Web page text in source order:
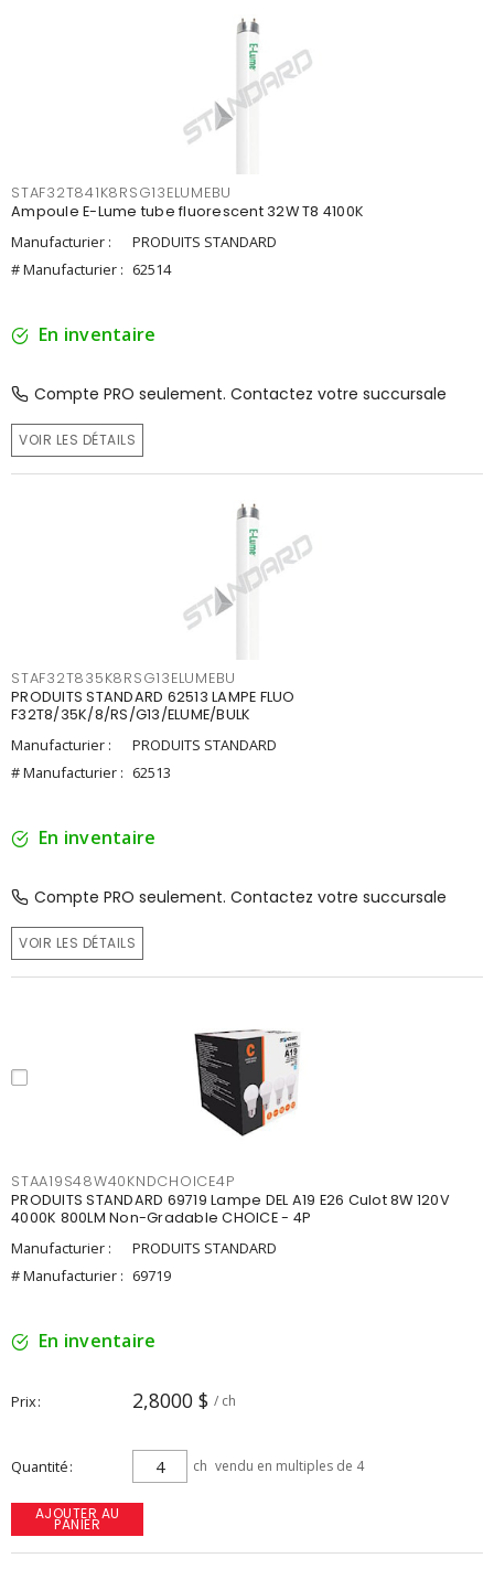
STAF32T841K8RSG13ELUMEBU
Ampoule E-Lume tube fluorescent 32W T8 4100K
Manufacturier :
PRODUITS STANDARD
# Manufacturier : 62514
En inventaire
Compte PRO seulement. Contactez votre succursale
VOIR LES DÉTAILS
STAF32T835K8RSG13ELUMEBU
PRODUITS STANDARD 62513 LAMPE FLUO
F32T8/35K/8/RS/G13/ELUME/BULK
Manufacturier :
PRODUITS STANDARD
# Manufacturier : 62513
En inventaire
Compte PRO seulement. Contactez votre succursale
VOIR LES DÉTAILS
STAA19S48W40KNDCHOICE4P
PRODUITS STANDARD 69719 Lampe DEL A19 E26 Culot 8W 120V
4000K 800LM Non-Gradable CHOICE - 4P
Manufacturier :
PRODUITS STANDARD
# Manufacturier : 69719
En inventaire
Prix 2,8000 $ / ch
Quantité ch vendu en multiples de 4
AJOUTER AU
PANIER